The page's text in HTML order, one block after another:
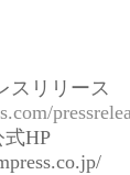
スリリース
式HP